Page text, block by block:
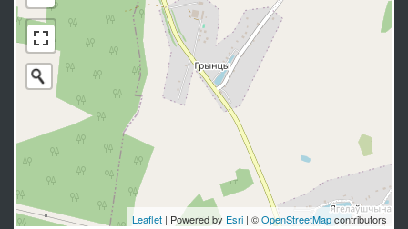
Leaflet | Powered by Esri | ©OpenStreetMapcontributors